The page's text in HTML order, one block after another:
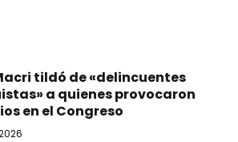
tildó de «delincuentes
a quienes provocaron
en el Congreso